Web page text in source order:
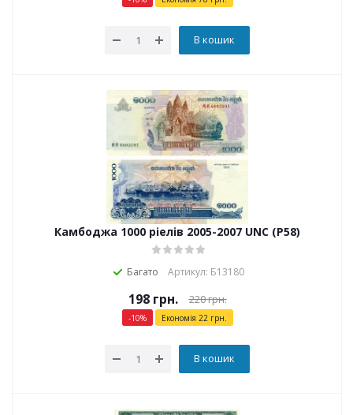
В кошик
Камбоджа 1000 ріелів 2005-2007 UNC (P58)
Багато Артикул: Б13180
198грн. 220грн.
-10% Економія 22грн.
В кошик